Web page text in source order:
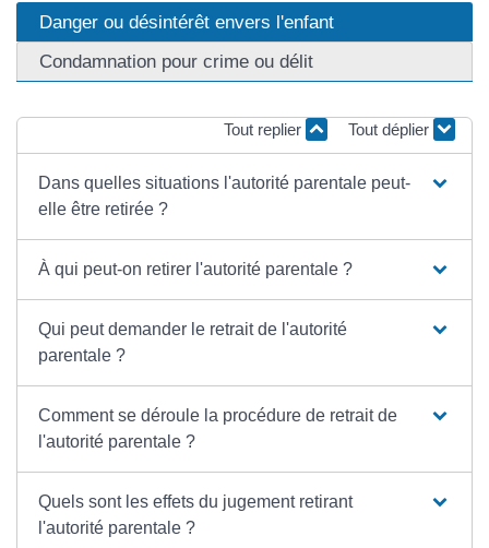
Danger ou désintérêt envers l'enfant
Condamnation pour crime ou délit
Tout replier Tout déplier
Dans quelles situations l'autorité parentale peut-
elle être retirée ?
À qui peut-on retirer l'autorité parentale ?
Qui peut demander le retrait de l'autorité
parentale ?
Comment se déroule la procédure de retrait de
l'autorité parentale ?
Quels sont les effets du jugement retirant
l'autorité parentale ?